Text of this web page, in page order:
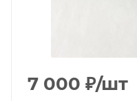
7 000 ₽/шт